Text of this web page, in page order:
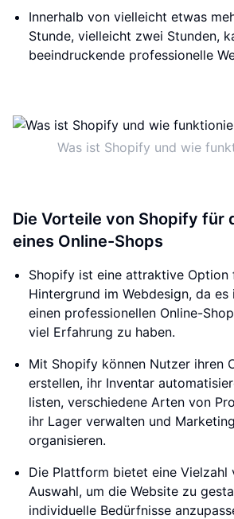
Innerhalb von vielleicht etwas
Stunde, vielleicht zwei Stunden,
beeindruckende professionelle
Was ist Shopify und wie
Die Vorteile von Shopify für
eines Online-Shops
Shopify ist eine attraktive Option
Hintergrund im Webdesign, da
einen professionellen Online-
viel Erfahrung zu haben.
Mit Shopify können Nutzer ihren
erstellen, ihr Inventar
listen, verschiedene Arten von
ihr Lager verwalten und
organisieren.
Die Plattform bietet eine Vielzahl
Auswahl, um die Website zu
individuelle Bedürfnisse